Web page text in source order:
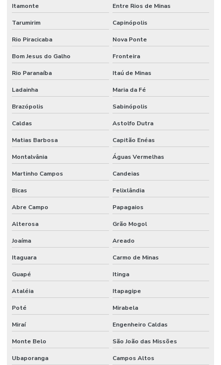
Serviço especializado de elétrica
Serviço Especializado Em Manutenção Preventiva
Serviço de facilities
Serviço de facilities industrial
Serviço de infraestrutura
Serviço de manutenção
Serviço de manutenção industrial
Serviço de montagem industrial
Serviços De Impermeabilização Predial
Serviços De Manutenção Predial De Qualidade
Serviços De Manutenção Preventiva
Serviços de gestão de ativos e manutenção
Serviços de manutenção industrial e corporativa
Serviços de manutenção preventiva industrial
Serviços de mão de obra
Serviços de mão de obra terceirizada
Itamonte Entre Rios de Minas
Tarumirim Capinópolis
Rio Piracicaba Nova Ponte
Bom Jesus do Galho Fronteira
Rio Paranaíba Itaú de Minas
Ladainha Maria da Fé
Brazópolis Sabinópolis
Caldas Astolfo Dutra
Matias Barbosa Capitão Enéas
Montalvânia Águas Vermelhas
Martinho Campos Candeias
Bicas Felixlândia
Abre Campo Papagaios
Alterosa Grão Mogol
Joaíma Areado
Itaguara Carmo de Minas
Guapé Itinga
Ataléia Itapagipe
Poté Mirabela
Miraí Engenheiro Caldas
Monte Belo São João das Missões
Ubaporanga Campos Altos